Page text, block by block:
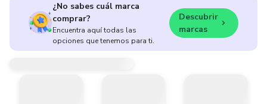
¿No sabes cuál marca
comprar?
Encuentra aquí todas las
opciones que tenemos para ti.
Descubrir
marcas